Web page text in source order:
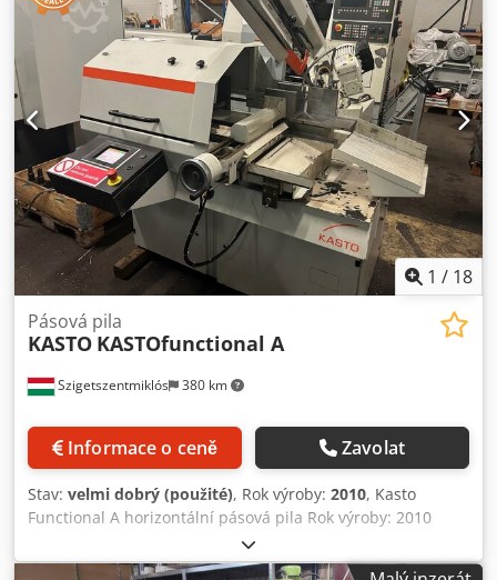
m/min, rozměry pilového pásu X/Y/Z: 5090 mm/41 mm/1,3
mm, výška uložení materiálu: 700 mm. Rozměry stroje
X/Y/Z: cca 1350 mm/2400 mm/1850 mm, hmotnost: cca
2200 kg. Dokumentace je k dispozici. Prohlídka na místě
možná. Předpokládaná dostupnost od srpna 2026. Dodpfx
Aozipfxjipjck
1 / 18
Szigetszentmiklós 380 km
Pásová pila
KASTO KASTOfunctional A
Informace o ceně Zavolat
Stav: velmi dobrý (použité), Rok výroby: 2010, Kasto
Functional A horizontální pásová pila Rok výroby: 2010
Technické údaje: max. průměr řezání: 260 mm délka
pilového pásu: 3830 x 29 x 0,9 mm Dcodpfx Aey Urz Njipok